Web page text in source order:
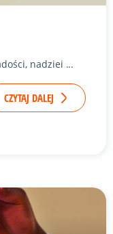
nadziei ...
CZYTAJ DALEJ
w tle